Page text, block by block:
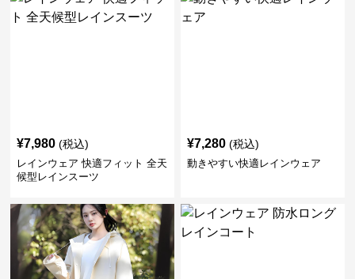
¥7,980 (税込)
レインウェア 快適フィット 全天
候型レインスーツ
¥7,280 (税込)
動きやすい快適レインウェア